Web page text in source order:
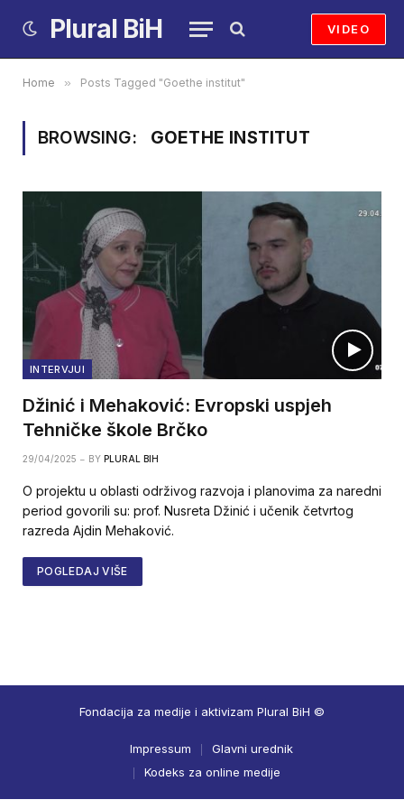
Plural BiH VIDEO
Home » Posts Tagged "Goethe institut"
BROWSING: GOETHE INSTITUT
INTERVJUI
Džinić i Mehaković: Evropski uspjeh
Tehničke škole Brčko
29/04/2025 BY PLURAL BIH
O projektu u oblasti održivog razvoja i planovima za naredni
period govorili su: prof. Nusreta Džinić i učenik četvrtog
razreda Ajdin Mehaković.
POGLEDAJ VIŠE
Fondacija za medije i aktivizam Plural BiH ©
Impressum
Glavni urednik
Kodeks za online medije